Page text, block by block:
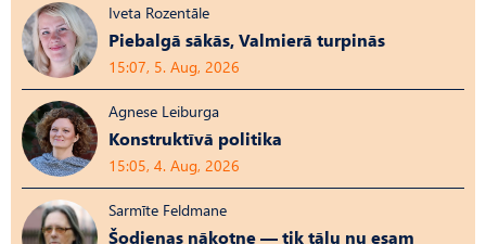
Iveta Rozentāle
Piebalgā sākās, Valmierā turpinās
15:07, 5. Aug, 2026
Agnese Leiburga
Konstruktīvā politika
15:05, 4. Aug, 2026
Sarmīte Feldmane
Šodienas nākotne — tik tālu nu esam